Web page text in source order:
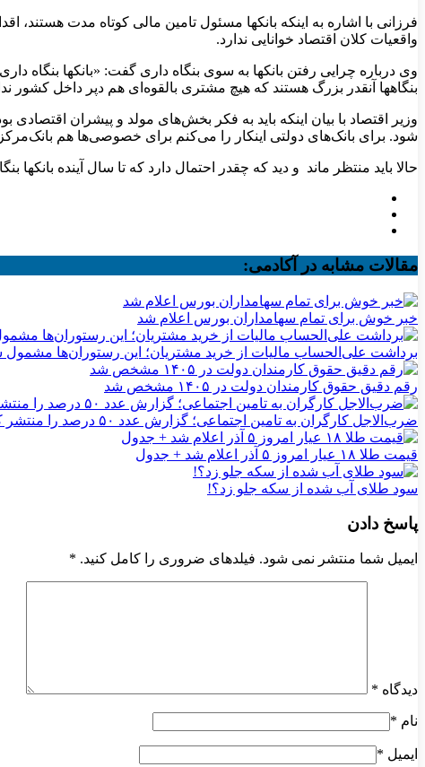
فرزانی با اشاره به اینکه بانکها مسئول تامین مالی کوتاه مدت
واقعیات کلان اقتصاد خوانایی ندارد.
وی درباره چرایی رفتن بانکها به سوی بنگاه داری گفت: «بانکها بنگاه
بنگاهها آنقدر بزرگ هستند که هیچ مشتری بالقوه‌ای هم دپر داخل کشور
وزیر اقتصاد با بیان اینکه باید به فکر بخش‌های مولد و پیشران اقتصادی
شود. برای بانک‌های دولتی اینکار را می‌کنم برای خصوصی‌ها هم
حالا باید منتظر ماند و دید که چقدر احتمال دارد که تا سال آینده
مقالات مشابه در آکادمی:
خبر خوش برای تمام سهامداران بورس اعلام شد
برداشت علی‌الحساب مالیات از خرید مشتریان؛ این رستوران‌ها مشمول
رقم دقیق حقوق کارمندان دولت در ۱۴۰۵ مشخص شد
ضرب‌الاجل کارگران به تامین اجتماعی؛ گزارش عدد ۵۰ درصد را منتشر کنید
قیمت طلا ۱۸ عیار امروز ۵ آذر اعلام شد + جدول
سود طلای آب شده از سکه جلو زد؟!
پاسخ دادن
ایمیل شما منتشر نمی شود. فیلدهای ضروری را کامل کنید. *
دیدگاه *
نام *
ایمیل *